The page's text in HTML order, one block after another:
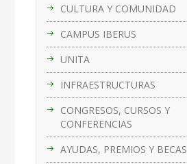
CULTURA Y COMUNIDAD
CAMPUS IBERUS
UNITA
INFRAESTRUCTURAS
CONGRESOS, CURSOS Y
CONFERENCIAS
AYUDAS, PREMIOS Y BECAS